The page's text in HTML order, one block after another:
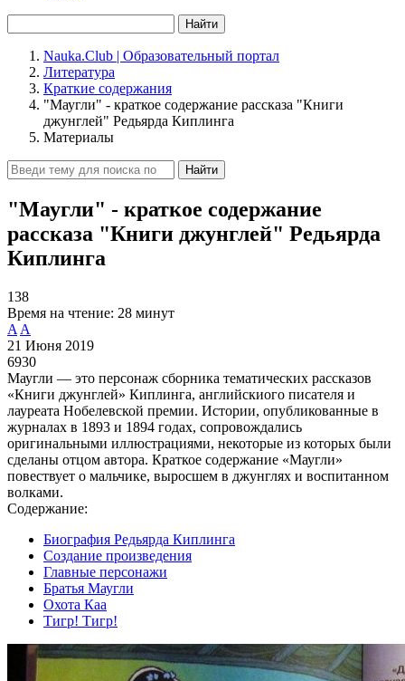
Найти
Nauka.Club | Образовательный портал
Литература
Краткие содержания
"Маугли" - краткое содержание рассказа "Книги
джунглей" Редьярда Киплинга
Материалы
Найти
"Маугли" - краткое содержание
рассказа "Книги джунглей" Редьярда
Киплинга
138
Время на чтение: 28 минут
A A
21 Июня 2019
6930
Маугли — это персонаж сборника тематических рассказов
«Книги джунглей» Киплинга, английскиого писателя и
лауреата Нобелевской премии. Истории, опубликованные в
журналах в 1893 и 1894 годах, сопровождались
оригинальными иллюстрациями, некоторые из которых были
сделаны отцом автора. Краткое содержание «Маугли»
повествует о мальчике, выросшем в джунглях и воспитанном
волками.
Содержание:
Биография Редьярда Киплинга
Создание произведения
Главные персонажи
Братья Маугли
Охота Каа
Тигр! Тигр!